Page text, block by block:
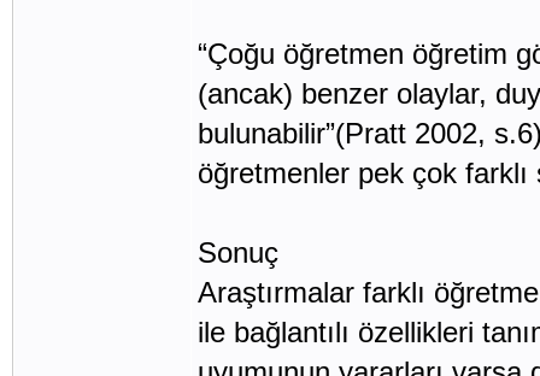
“Çoğu öğretmen öğretim
(ancak) benzer olaylar,
bulunabilir”(Pratt 2002,
öğretmenler pek çok
Sonuç
Araştırmalar farklı
ile bağlantılı özellikleri